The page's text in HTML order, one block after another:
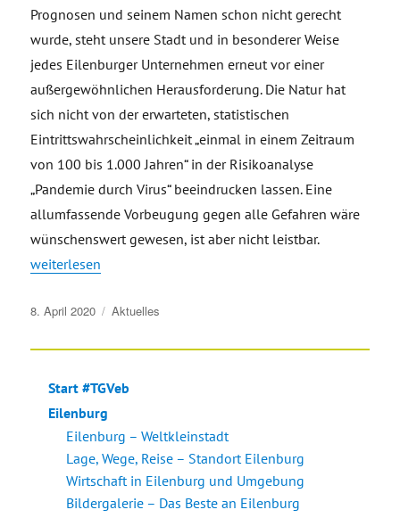
Prognosen und seinem Namen schon nicht gerecht
wurde, steht unsere Stadt und in besonderer Weise
jedes Eilenburger Unternehmen erneut vor einer
außergewöhnlichen Herausforderung. Die Natur hat
sich nicht von der erwarteten, statistischen
Eintrittswahrscheinlichkeit „einmal in einem Zeitraum
von 100 bis 1.000 Jahren“ in der Risikoanalyse
„Pandemie durch Virus“ beeindrucken lassen. Eine
allumfassende Vorbeugung gegen alle Gefahren wäre
wünschenswert gewesen, ist aber nicht leistbar.
„Offener Brief an die Mitglieder des #TGVeb“
weiterlesen
Veröffentlicht
8. April 2020 Aktuelles
Start #TGVeb
Eilenburg
Eilenburg – Weltkleinstadt
Lage, Wege, Reise – Standort Eilenburg
Wirtschaft in Eilenburg und Umgebung
Bildergalerie – Das Beste an Eilenburg